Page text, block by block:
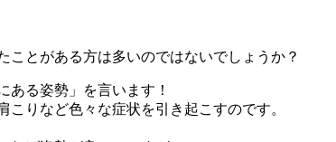
ことがある方は多いのではないでしょうか？
ある姿勢」を言います！
りなど色々な症状を引き起こすのです。